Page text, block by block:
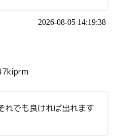
2026-08-05 14:19:38
れでも良ければ出れます